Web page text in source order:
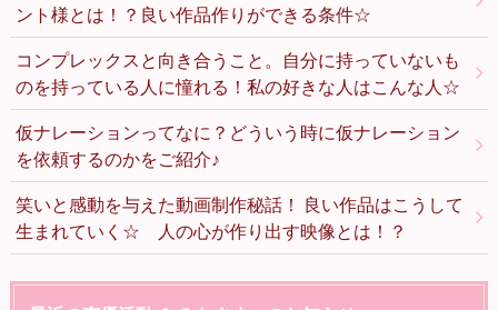
ント様とは！？良い作品作りができる条件☆
コンプレックスと向き合うこと。自分に持っていないも
のを持っている人に憧れる！私の好きな人はこんな人☆
仮ナレーションってなに？どういう時に仮ナレーション
を依頼するのかをご紹介♪
笑いと感動を与えた動画制作秘話！ 良い作品はこうして
生まれていく☆ 人の心が作り出す映像とは！？